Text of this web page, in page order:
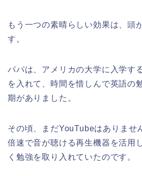
もう一つの素晴らしい効果は、頭
す。
パパは、アメリカの大学に入学す
を入れて、時間を惜しんで英語の
期がありました。
その頃、まだYouTubeはありませ
倍速で音が聴ける再生機器を活用
く勉強を取り入れていたのです。